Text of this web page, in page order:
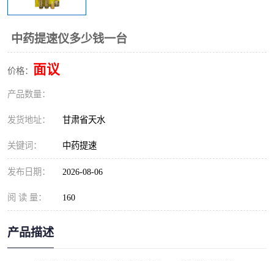
中药提速仪多少钱一台
价格： 面议
产品数量：
发货地址： 甘肃省天水
关键词： 中药提速
发布日期： 2026-08-06
阅 读 量： 160
产品描述